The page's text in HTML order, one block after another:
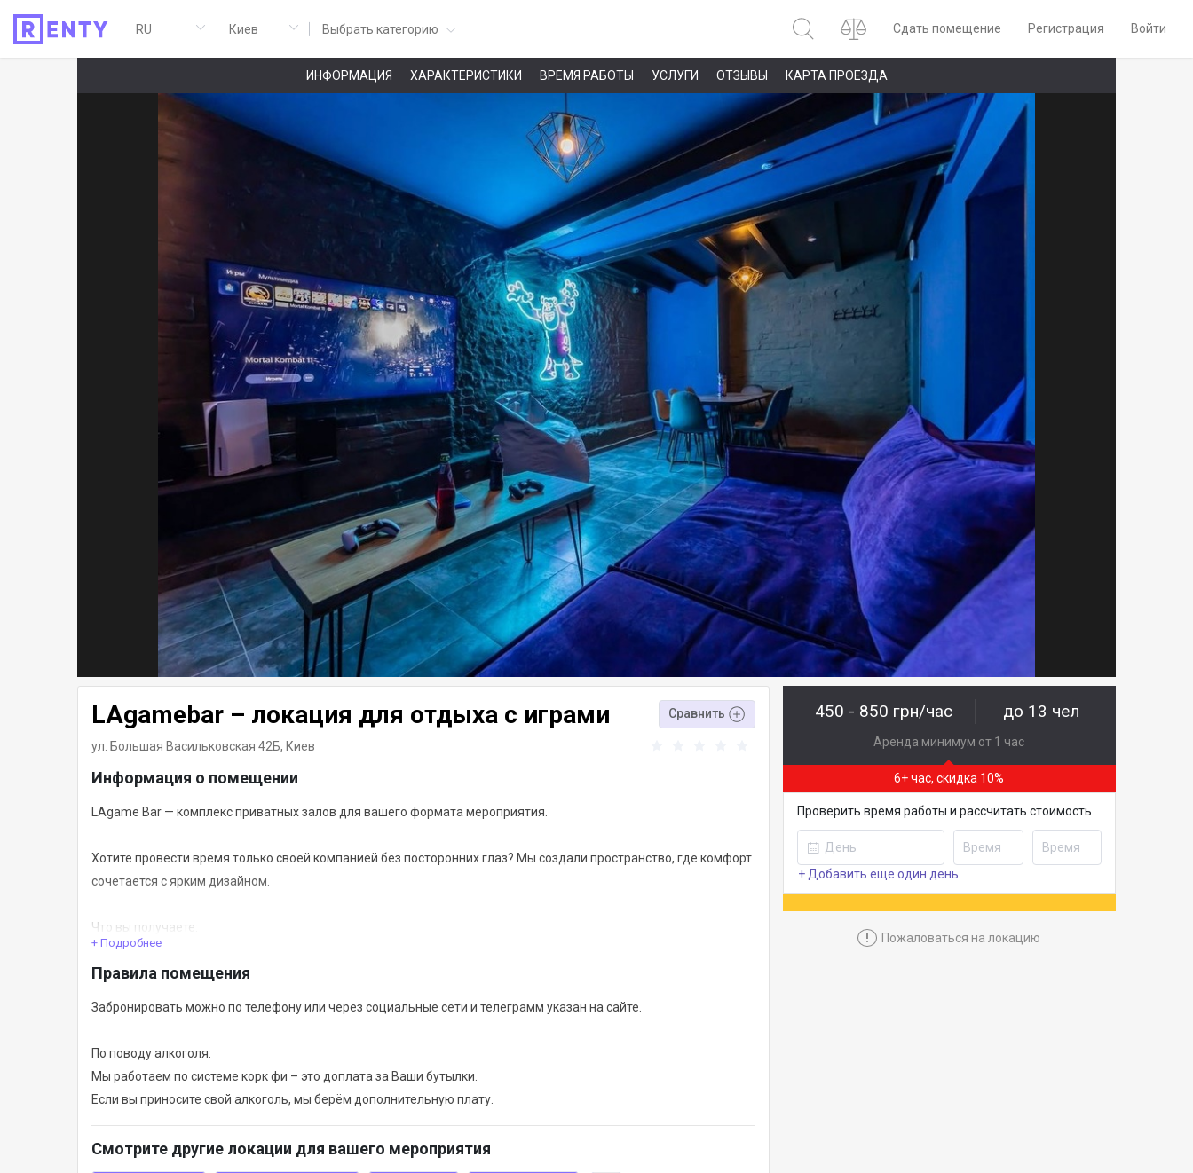
Выбрать категорию Сдать помещение Регистрация Войти
ИНФОРМАЦИЯ ХАРАКТЕРИСТИКИ ВРЕМЯ РАБОТЫ УСЛУГИ ОТЗЫВЫ КАРТА ПРОЕЗДА
LAgamebar – локация для отдыха с играми Сравнить
ул. Большая Васильковская 42Б, Киев
Информация о помещении
LAgame Bar — комплекс приватных залов для вашего формата мероприятия.
Хотите провести время только своей компанией без посторонних глаз? Мы создали пространство, где комфорт
сочетается с ярким дизайном.
Что вы получаете:
- Полная конфиденциальность: 8 отдельных комнат, где никто не помешает вашему празднику.
По промокоду «РЕНТИ» вы можете получить скидку 5%.
+ Подробнее
Правила помещения
Забронировать можно по телефону или через социальные сети и телеграмм указан на сайте.
По поводу алкоголя:
Мы работаем по системе корк фи – это доплата за Ваши бутылки.
Если вы приносите свой алкоголь, мы берём дополнительную плату.
Смотрите другие локации для вашего мероприятия
450 - 850 грн/час до 13 чел
Аренда минимум от 1 час
6+ час, скидка 10%
Проверить время работы и рассчитать стоимость
+ Добавить еще один день
! Пожаловаться на локацию